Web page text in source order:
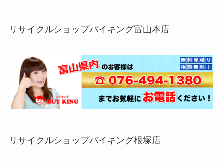
リサイクルショップバイキング富山本店
リサイクルショップバイキング根塚店